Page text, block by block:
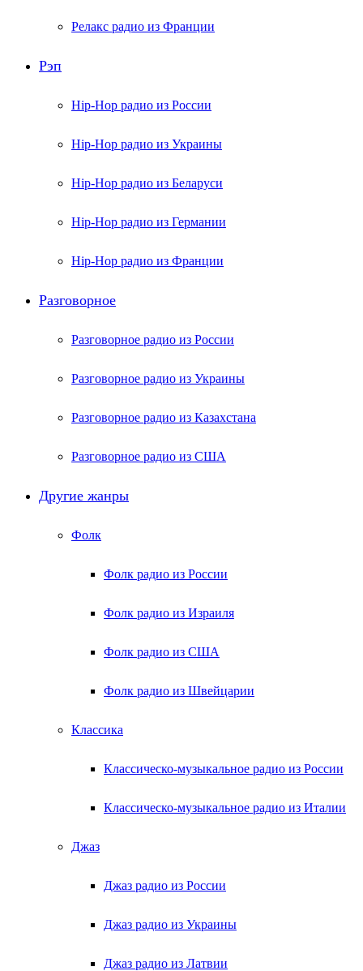
Релакс радио из Франции
Рэп
Hip-Hop радио из России
Hip-Hop радио из Украины
Hip-Hop радио из Беларуси
Hip-Hop радио из Германии
Hip-Hop радио из Франции
Разговорное
Разговорное радио из России
Разговорное радио из Украины
Разговорное радио из Казахстана
Разговорное радио из США
Другие жанры
Фолк
Фолк радио из России
Фолк радио из Израиля
Фолк радио из США
Фолк радио из Швейцарии
Классика
Классическо-музыкальное радио из России
Классическо-музыкальное радио из Италии
Джаз
Джаз радио из России
Джаз радио из Украины
Джаз радио из Латвии